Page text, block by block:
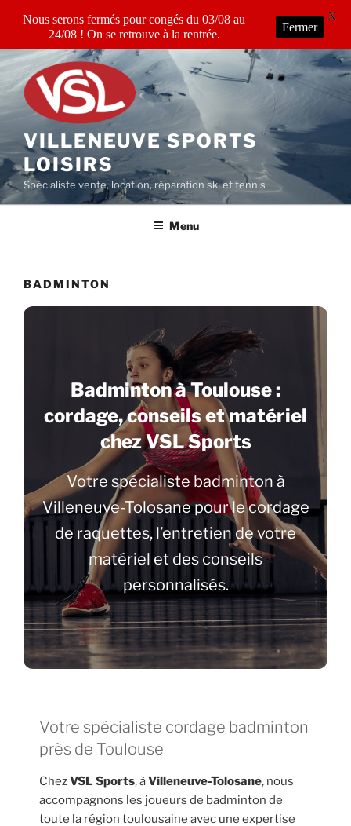
Aller
contenu
principal
VILLENEUVE SPORTS
LOISIRS
Spécialiste vente, location, réparation ski et tennis
Menu
BADMINTON
Badminton à Toulouse :
cordage, conseils et matériel
chez VSL Sports
Votre spécialiste badminton à
Villeneuve-Tolosane pour le cordage
de raquettes, l’entretien de votre
matériel et des conseils
personnalisés.
Votre spécialiste cordage badminton
près de Toulouse
ChezVSL Sports, àVilleneuve-Tolosane, nous
accompagnons les joueurs de badminton de
toute la région toulousaine avec une expertise
Nous serons fermés pour congés du 03/08 au
24/08 ! On se retrouve à la rentrée.
Fermer
X